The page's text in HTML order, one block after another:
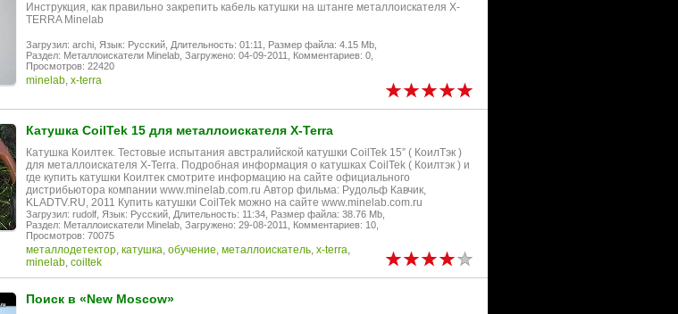
Инструкция, как правильно закрепить кабель катушки на штанге металлоискателя X-
TERRA Minelab
Загрузил: archi, Язык: Русский, Длительность: 01:11,
Размер файла: 4.15 Mb,
Раздел: Металлоискатели Minelab, Загружено: 04-09-2011,
Комментариев: 0,
Просмотров: 22420
minelab, x-terra
Катушка CoilTek 15 для металлоискателя X-Terra
Катушка Коилтек. Тестовые испытания австралийской катушки CoilTek 15” ( КоилТэк )
для металлоискателя X-Terra. Подробная информация о катушках CoilTek ( Коилтэк ) и
где купить катушки Коилтек смотрите информацию на сайте официального
дистрибьютора компании www.minelab.com.ru Автор фильма: Рудольф Кавчик,
KLADTV.RU, 2011 Купить катушки CoilTek можно на сайте www.minelab.com.ru
Загрузил: rudolf, Язык: Русский, Длительность: 11:34, Размер файла: 38.76 Mb,
Раздел: Металлоискатели Minelab, Загружено: 29-08-2011,
Комментариев: 10,
Просмотров: 70075
металлодетектор, катушка, обучение, металлоискатель, x-terra,
minelab, coiltek
Поиск в «New Moscow»